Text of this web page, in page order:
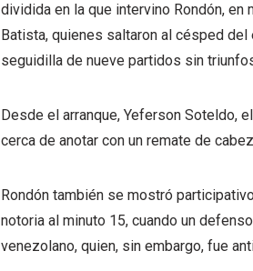
dividida en la que intervino Rondón,
Batista, quienes saltaron al césped
seguidilla de nueve partidos sin
Desde el arranque, Yeferson Soteldo,
cerca de anotar con un remate de
Rondón también se mostró
notoria al minuto 15, cuando un
venezolano, quien, sin embargo, fue